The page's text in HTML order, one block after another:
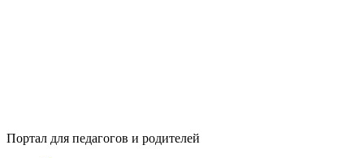
Портал для педагогов и родителей